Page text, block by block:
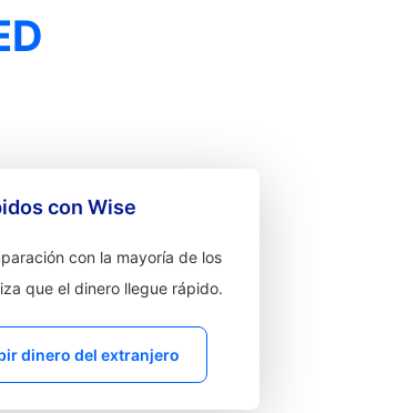
con Wise
con la mayoría de los
que el dinero llegue rápido.
dinero del extranjero